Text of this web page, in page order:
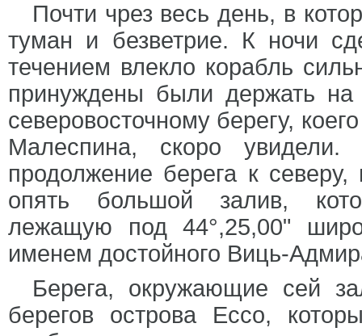
Почти чрез весь день, в
туман и безветрие. К ночи
течением влекло корабль
принуждены были держать
северовосточному берегу,
Малеспина, скоро
продолжение берега к
опять большой залив,
лежащую под 44°,25,00"
именем достойного Виць-
Берега, окружающие сей
берегов острова Ессо,